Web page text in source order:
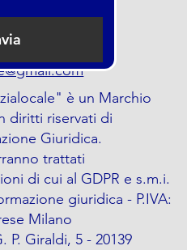
è un Marchio
diritti riservati di
Giuridica.
trattati
di cui al GDPR e s.m.i.
giuridica - P.IVA:
Milano
P. Giraldi, 5 - 20139